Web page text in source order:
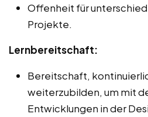
Offenheit für
Projekte.
Lernbereitschaft:
Bereitschaft,
weiterzubilden, um mit
Entwicklungen in der